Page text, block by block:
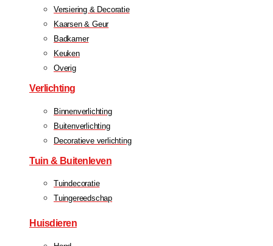
Versiering & Decoratie
Kaarsen & Geur
Badkamer
Keuken
Overig
Verlichting
Binnenverlichting
Buitenverlichting
Decoratieve verlichting
Tuin & Buitenleven
Tuindecoratie
Tuingereedschap
Huisdieren